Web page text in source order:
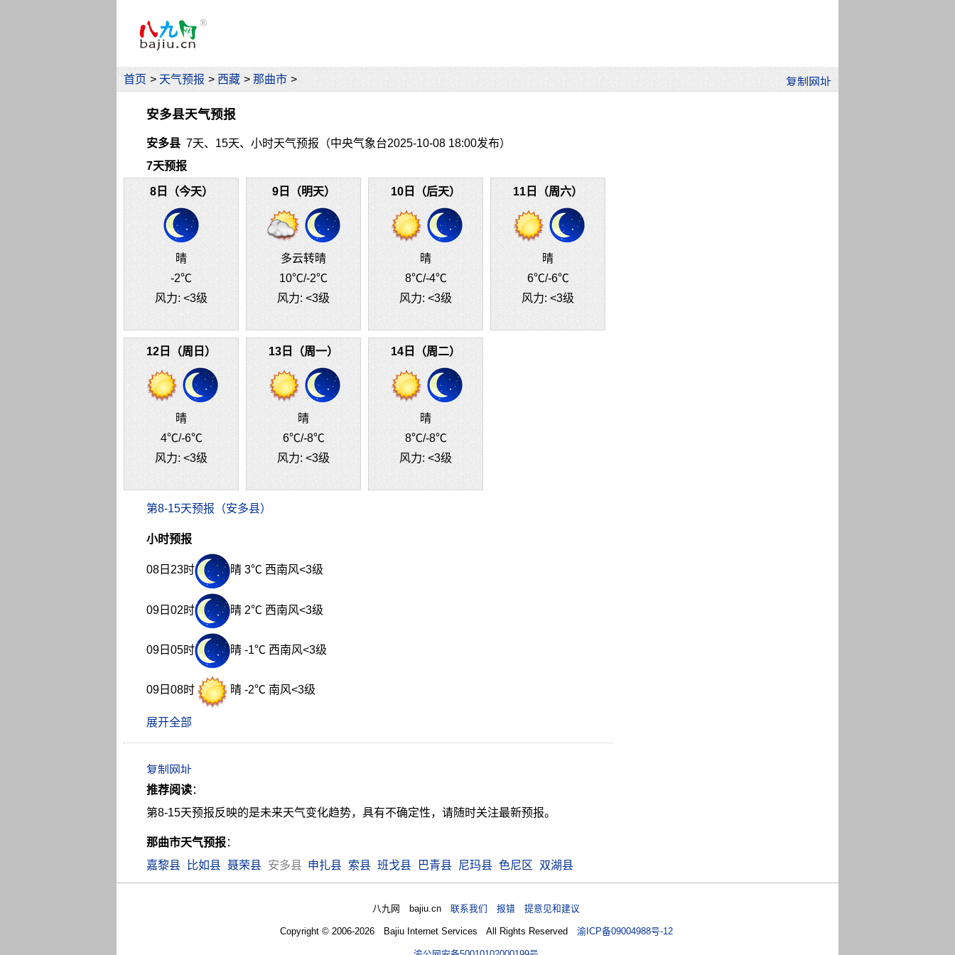
首页 > 天气预报 > 西藏 > 那曲市 >
安多县天气预报
安多县 7天、15天、小时天气预报（中央气象台2025-10-08 18:00发布）
7天预报
8日（今天）
晴
-2℃
风力: <3级
9日（明天）
多云转晴
10℃/-2℃
风力: <3级
10日（后天）
晴
8℃/-4℃
风力: <3级
11日（周六）
晴
6℃/-6℃
风力: <3级
12日（周日）
晴
4℃/-6℃
风力: <3级
13日（周一）
晴
6℃/-8℃
风力: <3级
14日（周二）
晴
8℃/-8℃
风力: <3级
第8-15天预报（安多县）
小时预报
08日23时 晴 3℃ 西南风<3级
09日02时 晴 2℃ 西南风<3级
09日05时 晴 -1℃ 西南风<3级
09日08时 晴 -2℃ 南风<3级
展开全部
推荐阅读：
第8-15天预报反映的是未来天气变化趋势，具有不确定性，请随时关注最新预报。
那曲市天气预报：
嘉黎县
比如县 聂荣县 安多县 申扎县 索县 班戈县 巴青县 尼玛县 色尼区 双湖县
八九网 bajiu.cn联系我们 报错 提意见和建议
Copyright © 2006-2026 Bajiu Internet Services All Rights Reserved 渝ICP备09004988号-12